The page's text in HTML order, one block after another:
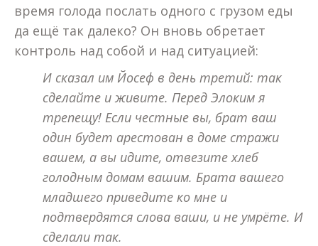
время голода послать одного с грузом еды
да ещё так далеко? Он вновь обретает
контроль над собой и над ситуацией:
И сказал им Йосеф в день третий: так
сделайте и живите. Перед Элоким я
трепещу! Если честные вы, брат ваш
один будет арестован в доме стражи
вашем, а вы идите, отвезите хлеб
голодным домам вашим. Брата вашего
младшего приведите ко мне и
подтвердятся слова ваши, и не умрёте. И
сделали так.